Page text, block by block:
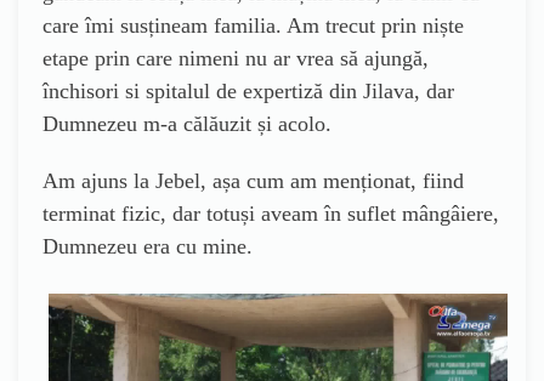
care îmi susțineam familia. Am trecut prin niște
etape prin care nimeni nu ar vrea să ajungă,
închisori si spitalul de expertiză din Jilava, dar
Dumnezeu m-a călăuzit și acolo.
Am ajuns la Jebel, așa cum am menționat, fiind
terminat fizic, dar totuși aveam în suflet mângâiere,
Dumnezeu era cu mine.